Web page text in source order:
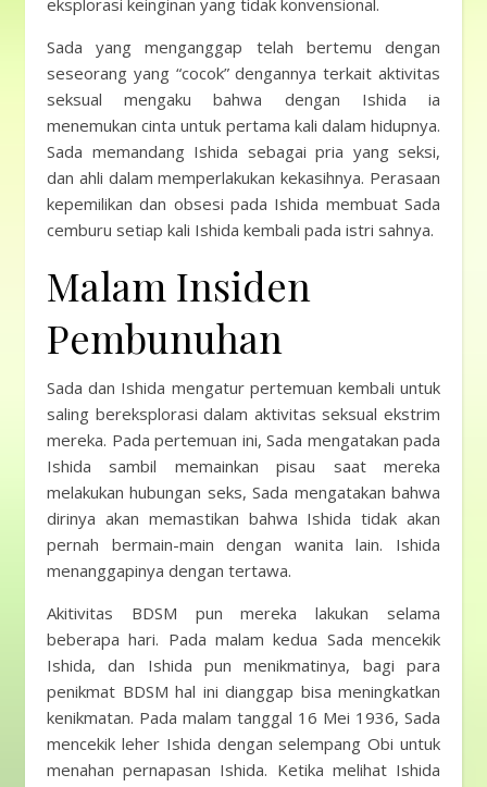
eksplorasi keinginan yang tidak konvensional.
Sada yang menganggap telah bertemu dengan
seseorang yang “cocok” dengannya terkait aktivitas
seksual mengaku bahwa dengan Ishida ia
menemukan cinta untuk pertama kali dalam hidupnya.
Sada memandang Ishida sebagai pria yang seksi,
dan ahli dalam memperlakukan kekasihnya. Perasaan
kepemilikan dan obsesi pada Ishida membuat Sada
cemburu setiap kali Ishida kembali pada istri sahnya.
Malam Insiden
Pembunuhan
Sada dan Ishida mengatur pertemuan kembali untuk
saling bereksplorasi dalam aktivitas seksual ekstrim
mereka. Pada pertemuan ini, Sada mengatakan pada
Ishida sambil memainkan pisau saat mereka
melakukan hubungan seks, Sada mengatakan bahwa
dirinya akan memastikan bahwa Ishida tidak akan
pernah bermain-main dengan wanita lain. Ishida
menanggapinya dengan tertawa.
Akitivitas BDSM pun mereka lakukan selama
beberapa hari. Pada malam kedua Sada mencekik
Ishida, dan Ishida pun menikmatinya, bagi para
penikmat BDSM hal ini dianggap bisa meningkatkan
kenikmatan. Pada malam tanggal 16 Mei 1936, Sada
mencekik leher Ishida dengan selempang Obi untuk
menahan pernapasan Ishida. Ketika melihat Ishida